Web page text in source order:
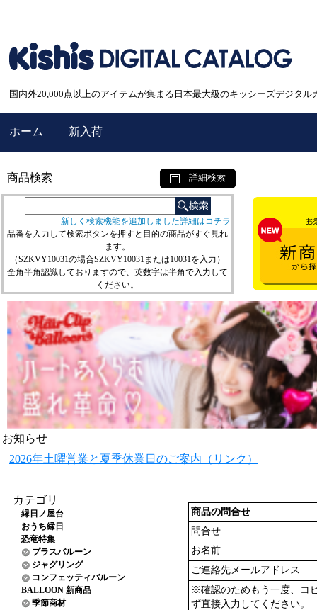
国内外20,000点以上のアイテムが集まる日本最大級のキッシーズデジタル
ホーム 新入荷
商品検索 詳細検索
新しく検索機能を追加しました詳細はコチラ
品番を入力して検索ボタンを押すと目的の商品がすぐ見れ
ます。
（SZKVY10031の場合SZKVY10031または10031を入力）
全角半角認識しておりますので、英数字は半角で入力して
ください。
お知らせ
2026年土曜営業と夏季休業日のご案内（リンク）
カテゴリ
縁日ノ屋台
おうち縁日
恐竜特集
プラスバルーン
ジャグリング
コンフェッティバルーン
BALLOON 新商品
季節商材
商品の問合せ
問合せ
お名前
ご連絡先メールアドレス
※確認のためもう一度、コ
ず直接入力してください。